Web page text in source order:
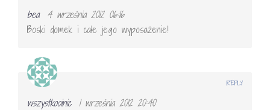
bea
4 września 2012 06:16
Boski domek i całe jego wyposażenie!
wszystkooinic
1 września 2012 20:40
REPLY